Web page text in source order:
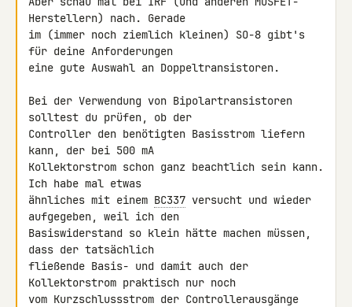
Herstellern) nach. Gerade
im (immer noch ziemlich kleinen) SO-8 gibt's
für deine Anforderungen
eine gute Auswahl an Doppeltransistoren.
Bei der Verwendung von Bipolartransistoren
solltest du prüfen, ob der
Controller den benötigten Basisstrom liefern
kann, der bei 500 mA
Kollektorstrom schon ganz beachtlich sein kann.
Ich habe mal etwas
ähnliches mit einem BC337 versucht und wieder
aufgegeben, weil ich den
Basiswiderstand so klein hätte machen müssen,
dass der tatsächlich
fließende Basis- und damit auch der
Kollektorstrom praktisch nur noch
vom Kurzschlussstrom der Controllerausgänge